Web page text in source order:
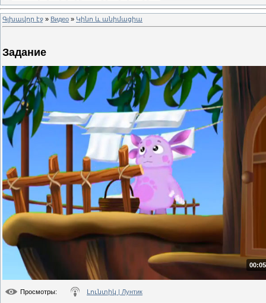
Գլխավոր էջ » Видео » Կինո և անիմացիա
Задание
Просмотры: Լունտիկ | Лунтик